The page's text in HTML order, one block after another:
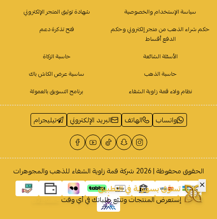
سياسة الإستخدام والخصوصية
شهادة توثيق المتجر الإلكتروني
حكم شراء الذهب من متجر إلكتروني وحكم
الدفع أقساط
فتح تذكرة دعم
الأسئلة الشائعة
حاسبة الزكاة
حاسبة الذهب
ساسية عرض الكاش باك
نظام ولاء قمة زاوية الشفاء
برنامج التسويق بالعمولة
واتساب الهاتف البريد الإلكتروني تيليجرام
الحقوق محفوظة | 2026 شركة قمة زاوية الشفاء للذهب والمجوهرات
تسوَّق بسهولة في التطبيق
إستعرض المنتجات وتتبّع طلباتك في أي وقتحمله الآن